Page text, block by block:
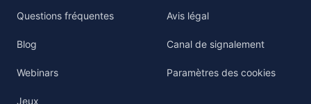
Questions fréquentes
Blog
Webinars
Jeux
Avis légal
Canal de signalement
Paramètres des cookies